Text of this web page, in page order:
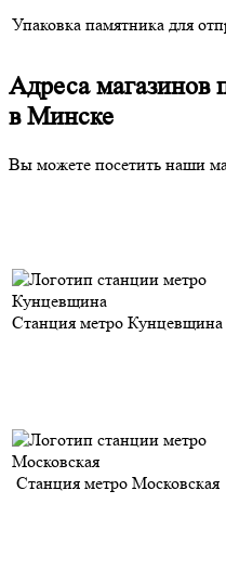
Упаковка памятника для
Адреса магазинов
в Минске
Вы можете посетить наши
Станция метро Кунцевщина
Станция метро Московская